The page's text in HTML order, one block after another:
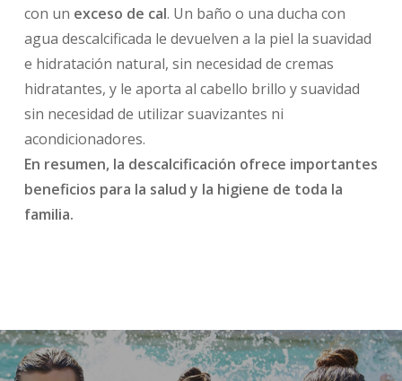
con un exceso de cal. Un baño o una ducha con
agua descalcificada le devuelven a la piel la suavidad
e hidratación natural, sin necesidad de cremas
hidratantes, y le aporta al cabello brillo y suavidad
sin necesidad de utilizar suavizantes ni
acondicionadores.
En resumen, la descalcificación ofrece importantes
beneficios para la salud y la higiene de toda la
familia.